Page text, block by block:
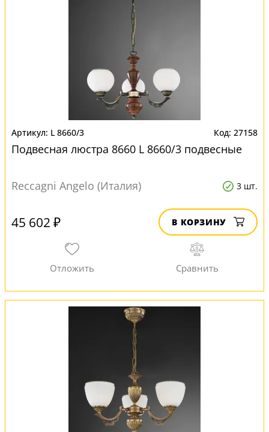
L 8660/3 27158
Подвесная люстра 8660 L 8660/3 подвесные
Reccagni Angelo (Италия) 3 шт.
45 602 ₽ В КОРЗИНУ